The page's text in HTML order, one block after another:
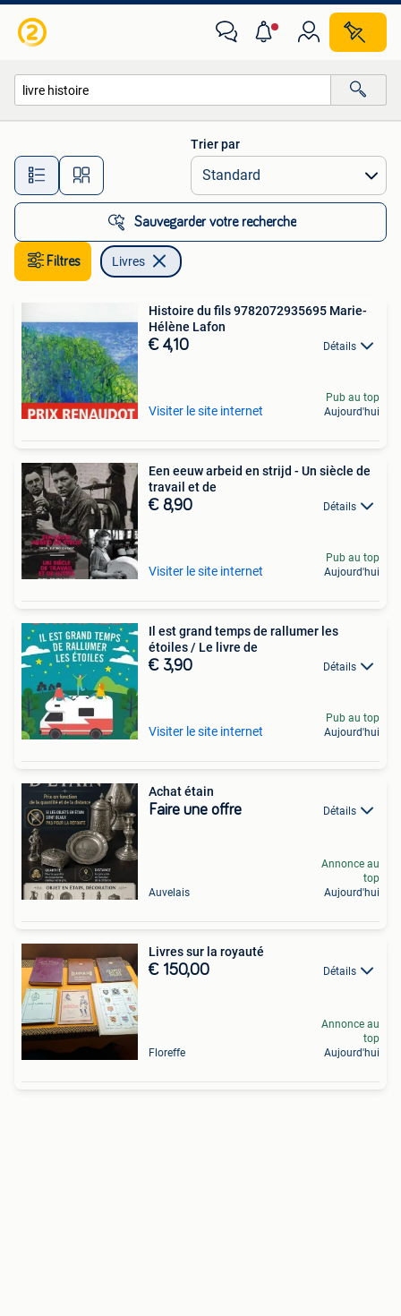
Toutes les distances…
Trier par
Sauvegarder votre recherche
Filtres Livres
Histoire du fils 9782072935695 Marie-
Hélène Lafon
€ 4,10 Détails
Visiter le site internet
Pub au top
Aujourd'hui
Een eeuw arbeid en strijd - Un siècle de
travail et de
€ 8,90 Détails
Visiter le site internet
Pub au top
Aujourd'hui
Il est grand temps de rallumer les
étoiles / Le livre de
€ 3,90 Détails
Visiter le site internet
Pub au top
Aujourd'hui
Achat étain
Faire une offre Détails
Auvelais
Annonce au
top
Aujourd'hui
Livres sur la royauté
€ 150,00 Détails
Floreffe
Annonce au
top
Aujourd'hui